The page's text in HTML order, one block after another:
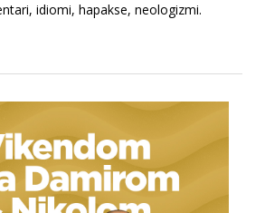
idiomi, hapakse, neologizmi.